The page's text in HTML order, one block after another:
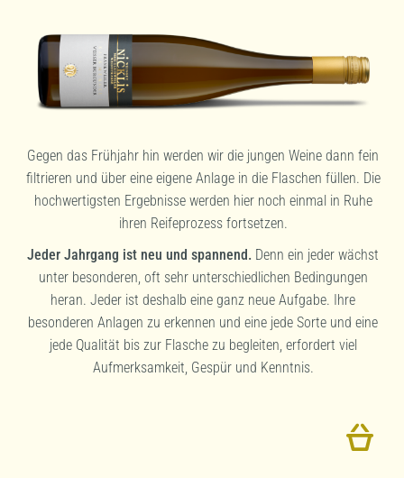
Gegen das Frühjahr hin werden wir die jungen Weine dann fein
filtrieren und über eine eigene Anlage in die Flaschen füllen. Die
hochwertigsten Ergebnisse werden hier noch einmal in Ruhe
ihren Reifeprozess fortsetzen.
Jeder Jahrgang ist neu und spannend. Denn ein jeder wächst
unter besonderen, oft sehr unterschiedlichen Bedingungen
heran. Jeder ist deshalb eine ganz neue Aufgabe. Ihre
besonderen Anlagen zu erkennen und eine jede Sorte und eine
jede Qualität bis zur Flasche zu begleiten, erfordert viel
Aufmerksamkeit, Gespür und Kenntnis.